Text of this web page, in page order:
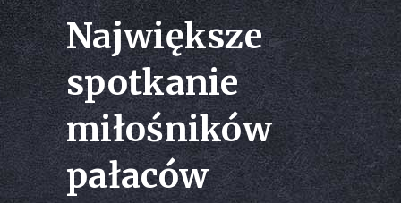
Największe
spotkanie
miłośników
pałaców